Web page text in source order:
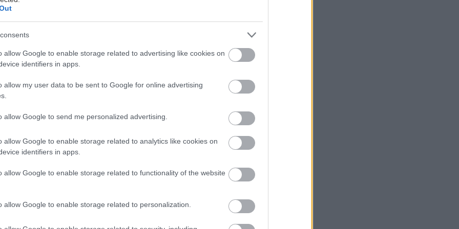
allow Google to enable storage related to advertising like cookies on
identifiers in apps.
allow my user data to be sent to Google for online advertising
allow Google to send me personalized advertising.
allow Google to enable storage related to analytics like cookies on
identifiers in apps.
allow Google to enable storage related to functionality of the website
allow Google to enable storage related to personalization.
James Cameron δέχθηκε προχθές την Χρυσή Σφαίρα για το
ταινία της χρονιάς, είχε ένα πολύ συγκεκριμένο μήνυμα να
μας ζητά να δούμε ότι τα πάντα συνδέονται», ξεκίνησε να λέει,
κατάμεστη αίθουσα του Beverly Hilton Hotel το πραγματικό νόημα
λαμβάνει χώρα σχεδόν αποκλειστικά στην υπερ-ρεαλιστική
της Pandora. «Και αν χρειάζεται να ταξιδέψεις τεσσεράμισι έτη
να φτάσεις σε έναν άλλον τεχνητό πλανήτη και να εκτιμήσεις
που έχουμε εδώ, στα πόδια μας, τότε, ξέρετε, αυτό ακριβώς
την ένιωσαν να επιμένει πολύ μετά τους τίτλους τέλους
Η ταινία, η οποία προβάλλεται με την πιο